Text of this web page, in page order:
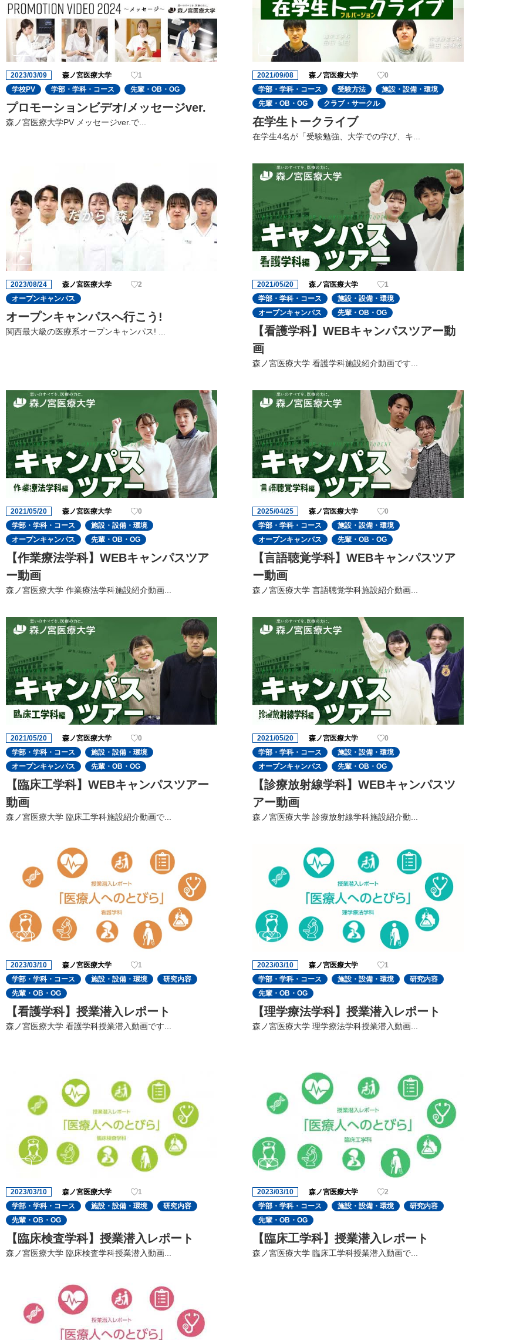
2023/03/09 森ノ宮医療大学
1
学校PV
学部・学科・コース 先輩・OB・OG
プロモーションビデオ/メッセージver.
森ノ宮医療大学PV メッセージver.で...
2021/09/08 森ノ宮医療大学
0
学部・学科・コース
受験方法
施設・設備・環境
先輩・OB・OG
クラブ・サークル
在学生トークライブ
在学生4名が「受験勉強、大学での学び、キ...
2023/08/24 森ノ宮医療大学
2
オープンキャンパス
オープンキャンパスへ行こう!
関西最大級の医療系オープンキャンパス! ...
2021/05/20 森ノ宮医療大学
1
学部・学科・コース
施設・設備・環境
オープンキャンパス
先輩・OB・OG
【看護学科】WEBキャンパスツアー動
画
森ノ宮医療大学 看護学科施設紹介動画です...
2021/05/20 森ノ宮医療大学
0
学部・学科・コース
施設・設備・環境
オープンキャンパス
先輩・OB・OG
【作業療法学科】WEBキャンパスツア
ー動画
森ノ宮医療大学 作業療法学科施設紹介動画...
2025/04/25 森ノ宮医療大学
0
学部・学科・コース
施設・設備・環境
オープンキャンパス
先輩・OB・OG
【言語聴覚学科】WEBキャンパスツア
ー動画
森ノ宮医療大学 言語聴覚学科施設紹介動画...
2021/05/20 森ノ宮医療大学
0
学部・学科・コース
施設・設備・環境
オープンキャンパス
先輩・OB・OG
【臨床工学科】WEBキャンパスツアー
動画
森ノ宮医療大学 臨床工学科施設紹介動画で...
2021/05/20 森ノ宮医療大学
0
学部・学科・コース
施設・設備・環境
オープンキャンパス
先輩・OB・OG
【診療放射線学科】WEBキャンパスツ
アー動画
森ノ宮医療大学 診療放射線学科施設紹介動...
2023/03/10 森ノ宮医療大学
1
学部・学科・コース
施設・設備・環境
研究内容
先輩・OB・OG
【看護学科】授業潜入レポート
森ノ宮医療大学 看護学科授業潜入動画です...
2023/03/10 森ノ宮医療大学
1
学部・学科・コース
施設・設備・環境
研究内容
先輩・OB・OG
【理学療法学科】授業潜入レポート
森ノ宮医療大学 理学療法学科授業潜入動画...
2023/03/10 森ノ宮医療大学
1
学部・学科・コース
施設・設備・環境
研究内容
先輩・OB・OG
【臨床検査学科】授業潜入レポート
森ノ宮医療大学 臨床検査学科授業潜入動画...
2023/03/10 森ノ宮医療大学
2
学部・学科・コース
施設・設備・環境
研究内容
先輩・OB・OG
【臨床工学科】授業潜入レポート
森ノ宮医療大学 臨床工学科授業潜入動画で...